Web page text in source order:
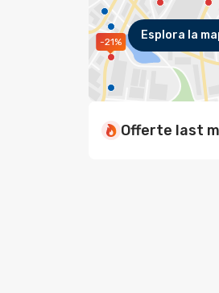
-21%
Esplora la
Offerte last